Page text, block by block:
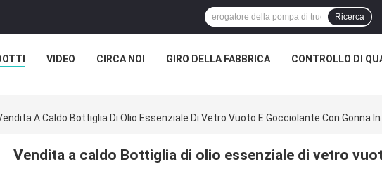
Ricerca
VIDEO CIRCA NOI GIRO DELLA FABBRICA CONTROLLO DI
A Caldo Bottiglia Di Olio Essenziale Di Vetro Vuoto E Gocciolante Con Gonna
Vendita a caldo Bottiglia di olio essenziale di vetro